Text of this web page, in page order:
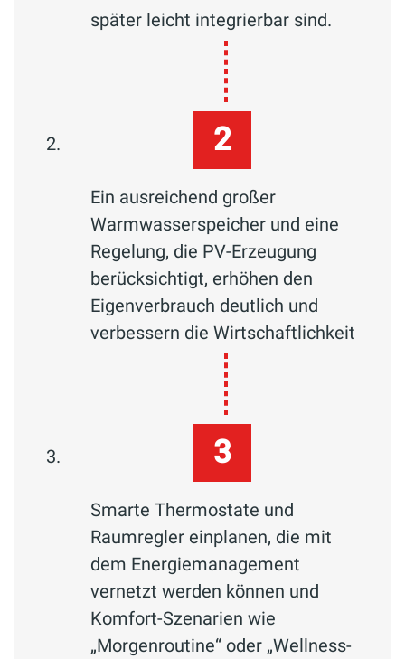
später leicht integrierbar sind.
Ein ausreichend großer
Warmwasserspeicher und eine
Regelung, die PV-Erzeugung
berücksichtigt, erhöhen den
Eigenverbrauch deutlich und
verbessern die Wirtschaftlichkeit
Smarte Thermostate und
Raumregler einplanen, die mit
dem Energiemanagement
vernetzt werden können und
Komfort-Szenarien wie
„Morgenroutine“ oder „Wellness-